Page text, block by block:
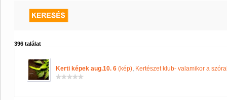
396 találat
Kerti képek aug.10. 6 (kép), Kertészet klub- valamikor a